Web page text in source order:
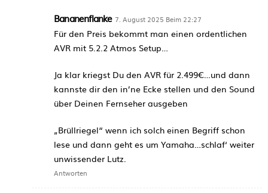
Bananenflanke 7. August 2025 Beim 22:27
Für den Preis bekommt man einen ordentlichen
AVR mit 5.2.2 Atmos Setup…
Ja klar kriegst Du den AVR für 2.499€…und dann
kannste dir den in’ne Ecke stellen und den Sound
über Deinen Fernseher ausgeben
„Brüllriegel“ wenn ich solch einen Begriff schon
lese und dann geht es um Yamaha…schlaf‘ weiter
unwissender Lutz.
Antworten